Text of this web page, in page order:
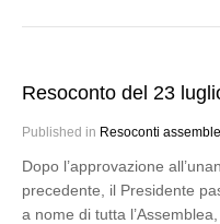
Resoconto del 23
Published in Resoconti
Dopo l’approvazione
precedente, il Presidente
a nome di tutta